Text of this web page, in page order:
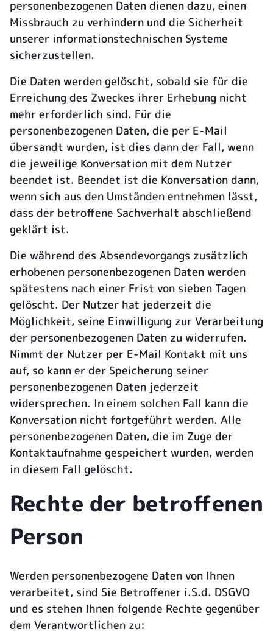
personenbezogenen Daten dienen dazu, einen
Missbrauch zu verhindern und die Sicherheit
unserer informationstechnischen Systeme
sicherzustellen.
Die Daten werden gelöscht, sobald sie für die
Erreichung des Zweckes ihrer Erhebung nicht
mehr erforderlich sind. Für die
personenbezogenen Daten, die per E-Mail
übersandt wurden, ist dies dann der Fall, wenn
die jeweilige Konversation mit dem Nutzer
beendet ist. Beendet ist die Konversation dann,
wenn sich aus den Umständen entnehmen lässt,
dass der betroffene Sachverhalt abschließend
geklärt ist.
Die während des Absendevorgangs zusätzlich
erhobenen personenbezogenen Daten werden
spätestens nach einer Frist von sieben Tagen
gelöscht. Der Nutzer hat jederzeit die
Möglichkeit, seine Einwilligung zur Verarbeitung
der personenbezogenen Daten zu widerrufen.
Nimmt der Nutzer per E-Mail Kontakt mit uns
auf, so kann er der Speicherung seiner
personenbezogenen Daten jederzeit
widersprechen. In einem solchen Fall kann die
Konversation nicht fortgeführt werden. Alle
personenbezogenen Daten, die im Zuge der
Kontaktaufnahme gespeichert wurden, werden
in diesem Fall gelöscht.
Rechte der betroffenen
Person
Werden personenbezogene Daten von Ihnen
verarbeitet, sind Sie Betroffener i.S.d. DSGVO
und es stehen Ihnen folgende Rechte gegenüber
dem Verantwortlichen zu: